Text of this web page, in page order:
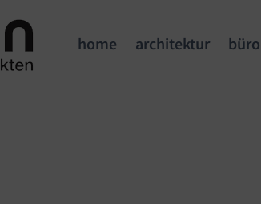
home architektur büro